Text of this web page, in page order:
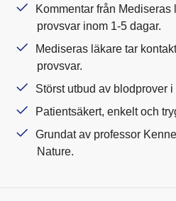
Kommentar från Mediseras
provsvar inom 1-5 dagar.
Mediseras läkare tar
provsvar.
Störst utbud av blodprover i
Patientsäkert, enkelt och
Grundat av professor
Nature.